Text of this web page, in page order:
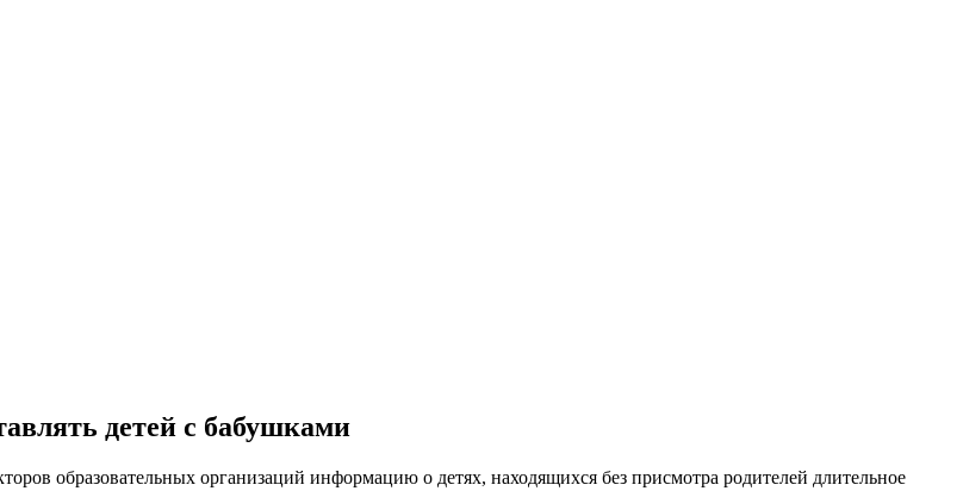
детей с бабушками
образовательных организаций информацию о детях, находящихся без присмотра родителей длительное